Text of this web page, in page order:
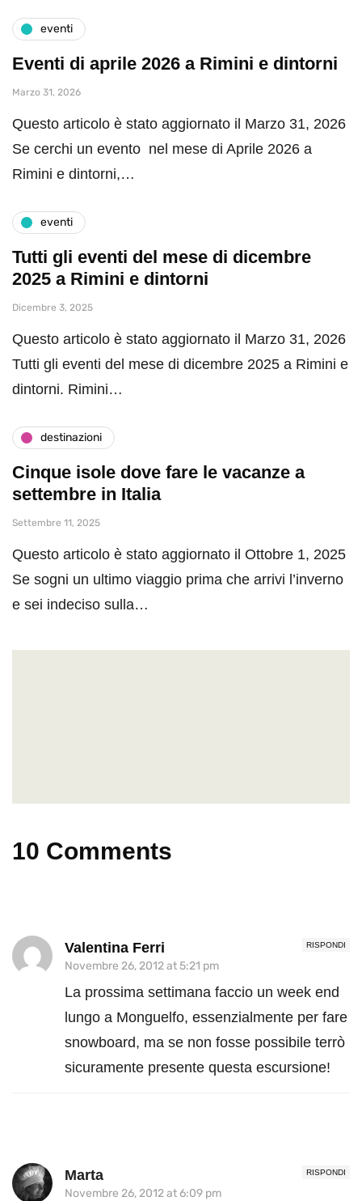
eventi
Eventi di aprile 2026 a Rimini e dintorni
Marzo 31, 2026
Questo articolo è stato aggiornato il Marzo 31, 2026
Se cerchi un evento nel mese di Aprile 2026 a
Rimini e dintorni,…
eventi
Tutti gli eventi del mese di dicembre
2025 a Rimini e dintorni
Dicembre 3, 2025
Questo articolo è stato aggiornato il Marzo 31, 2026
Tutti gli eventi del mese di dicembre 2025 a Rimini e
dintorni. Rimini…
destinazioni
Cinque isole dove fare le vacanze a
settembre in Italia
Settembre 11, 2025
Questo articolo è stato aggiornato il Ottobre 1, 2025
Se sogni un ultimo viaggio prima che arrivi l’inverno
e sei indeciso sulla…
10 Comments
RISPONDI
Valentina Ferri
Novembre 26, 2012 at 5:21 pm
La prossima settimana faccio un week end
lungo a Monguelfo, essenzialmente per fare
snowboard, ma se non fosse possibile terrò
sicuramente presente questa escursione!
RISPONDI
Marta
Novembre 26, 2012 at 6:09 pm